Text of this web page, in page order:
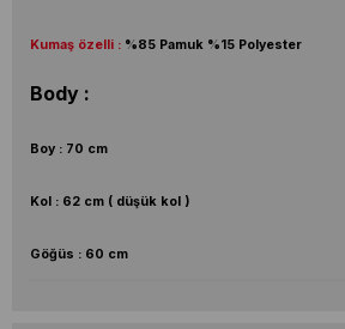
Kumaş özelli : %85 Pamuk %15 Polyester
Body :
Boy : 70 cm
Kol : 62 cm ( düşük kol )
Göğüs : 60 cm